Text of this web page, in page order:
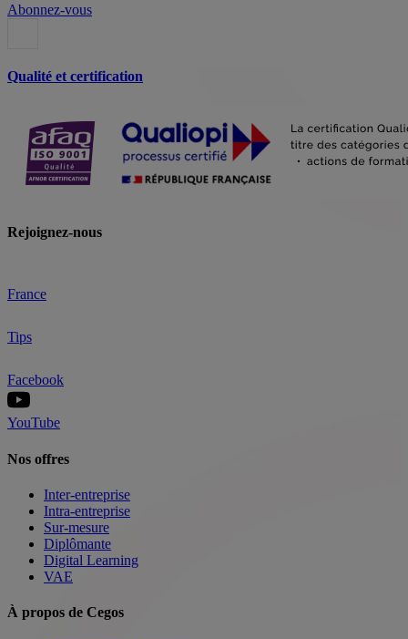
Abonnez-vous
Qualité et certification
Rejoignez-nous
France
Tips
Facebook
YouTube
Nos offres
Inter-entreprise
Intra-entreprise
Sur-mesure
Diplômante
Digital Learning
VAE
À propos de Cegos